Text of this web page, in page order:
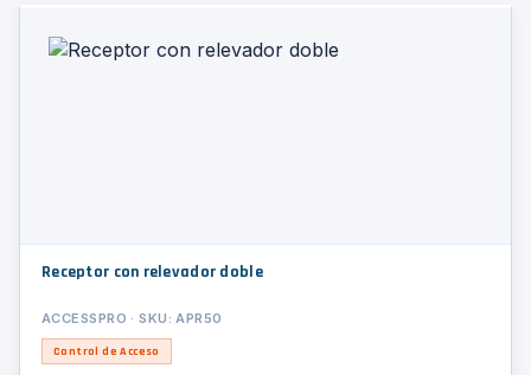
Receptor con relevador doble
ACCESSPRO · SKU: APR50
Control de Acceso